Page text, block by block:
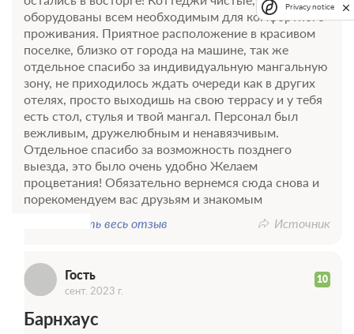
оборудованы всем необходимым для комфортного
проживания. Приятное расположение в красивом
поселке, близко от города на машине, так же
отдельное спасибо за индивидуальную мангальную
зону, не приходилось ждать очереди как в других
отелях, просто выходишь на свою террасу и у тебя
есть стол, стулья и твой мангал. Персонал был
вежливым, дружелюбным и ненавязчивым.
Отдельное спасибо за возможность позднего
выезда, это было очень удобно Желаем
процветания! Обязательно вернемся сюда снова и
порекомендуем вас друзьям и знакомым
Показать весь отзыв
Источник
Гость 10
сент. 2023 г.
Барнхаус
Privacy notice